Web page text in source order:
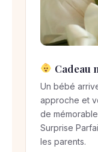
Cadeau
Un bébé
approche et
de
Surprise
les parents.